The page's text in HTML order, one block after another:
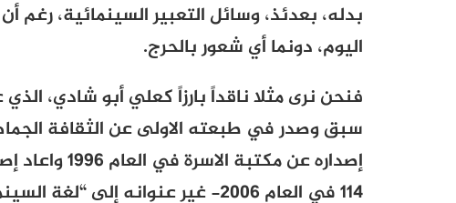
بدله، بعدئذ، وسائل التعبير السينمائية، رغم
اليوم، دونما أي شعور بالحرج.
فنحن نرى مثلا ناقداً بارزاً كعلي أبو شادي،
إصداره عن
114 في العام 2006- غير عنوانه إلى